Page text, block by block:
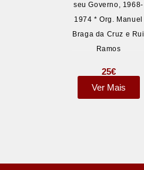
seu Governo, 1968-
1974 * Org. Manuel
Braga da Cruz e Rui
Ramos
25€
Ver Mais